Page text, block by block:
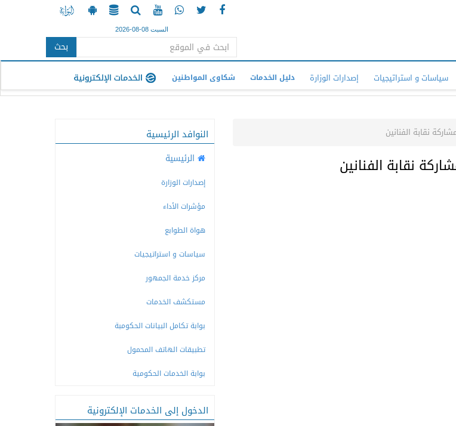
السبت 08-08-2026
بحث
سياسات و استراتيجيات إصدارات الوزارة دليل الخدمات شكاوى المواطنين
نقابة الفنانين
نقابة الفنانين
النوافد الرئيسية
الرئيسية
إصدارات الوزارة
مؤشرات الأداء
هواة الطوابع
سياسات و استراتيجيات
مركز خدمة الجمهور
مستكشف الخدمات
بوابة تكامل البيانات الحكومبة
تطبيقات الهاتف المحمول
بوابة الخدمات الحكومية
الدخول إلى الخدمات الإلكترونية